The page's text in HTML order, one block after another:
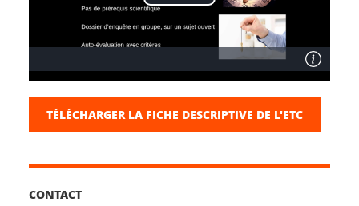
TÉLÉCHARGER LA FICHE DESCRIPTIVE DE L'ETC
CONTACT